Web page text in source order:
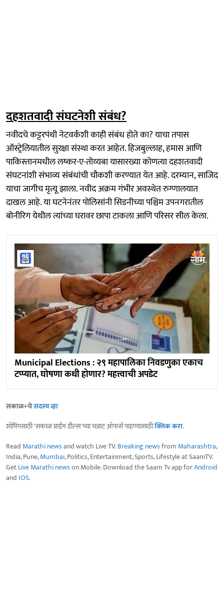
दहशतवादी संघटनेशी संबंध?
नवीदचे कट्टरपंथी नेटवर्कशी काही संबंध होते का? याचा तपास
ऑस्ट्रेलियातील सुरक्षा संस्था करत आहेत. हिजबुल्लाह, हमास आणि
पाकिस्तानमधील लष्कर-ए-तोय्यबा यासारख्या कोणत्या दहशतवादी
संघटनांशी संभाव्य संबंधांची चौकशी करण्यात येत आहे. दरम्यान, साजिद
याचा जागीच मृत्यू झाला. नवीद अक्रम गंभीर अवस्थेत रुग्णालयात
दाखल आहे. या घटनेनंतर पोलिसांनी सिडनीच्या पश्चिम उपनगरातील
बोनीरिग येथील त्यांच्या घरावर छापा टाकला आणि परिसर सील केला.
Municipal Elections : २९ महापालिका निवडणुका एकाच
टप्प्यात, घोषणा कधी होणार? महत्त्वाची अपडेट
सकाळ+चेसदस्य व्हा
शॉपिंगसाठी 'सकाळ प्राईम डील्स'च्या भन्नाट ऑफर्स पाहण्यासाठीक्लिक करा.
Read Marathi newsand watch Live TV.Breaking newsfrom Maharashtra,
India, Pune,Mumbai, Politics, Entertainment, Sports, Lifestyle at SaamTV.
GetLive Marathi newson Mobile. Download the Saam Tv app forAndroid
and IOS.